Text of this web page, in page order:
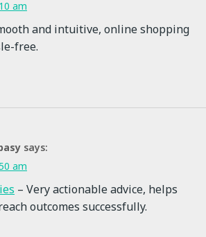
am
and intuitive, online shopping
free.
says:
am
– Very actionable advice, helps
outcomes successfully.